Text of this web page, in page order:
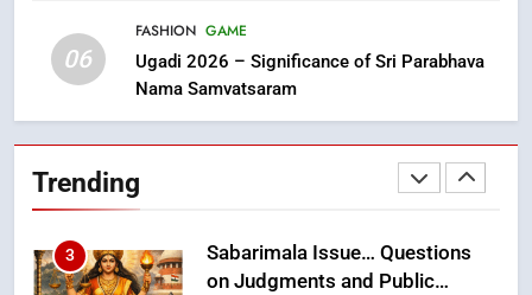
06
FASHION GAME
Ugadi 2026 – Significance of Sri Parabhava
Nama Samvatsaram
Trending
FASHION
3
Sabarimala Issue… Questions
on Judgments and Public